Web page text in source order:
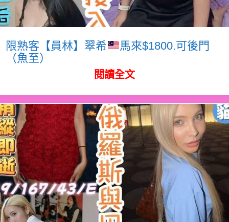
限熟客【員林】翠希
馬來$1800.可後門
（魚至）
閱讀全文